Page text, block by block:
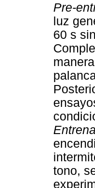
Pre-
luz
60 s
tono,